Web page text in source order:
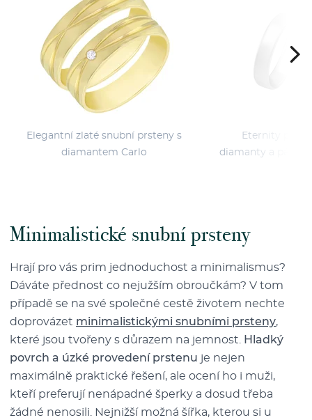
Elegantní zlaté snubní prsteny s
diamantem Carlo
Eternity
diamanty a
Minimalistické snubní prsteny
Hrají pro vás prim jednoduchost a minimalismus?
Dáváte přednost co nejužším obroučkám? V tom
případě se na své společné cestě životem nechte
doprovázet minimalistickými snubními prsteny,
které jsou tvořeny s důrazem na jemnost.
Hladký
povrch a úzké provedení prstenu je nejen
maximálně praktické řešení, ale ocení ho i muži,
kteří preferují nenápadné šperky a dosud třeba
žádné nenosili. Nejnižší možná šířka, kterou si u